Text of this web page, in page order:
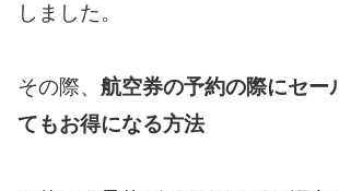
しました。
その際、 航空券の予約の際にセー
てもお得になる方法